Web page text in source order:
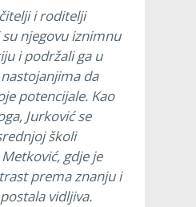
i roditelji
njegovu iznimnu
i podržali ga u
da
potencijale. Kao
Jurković se
školi
gdje je
prema znanju i
vidljiva.